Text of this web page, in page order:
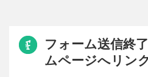
フォーム送信終
ムページへリン